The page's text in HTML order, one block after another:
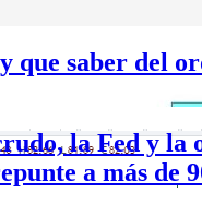
que saber del
la Fed y la
a más de